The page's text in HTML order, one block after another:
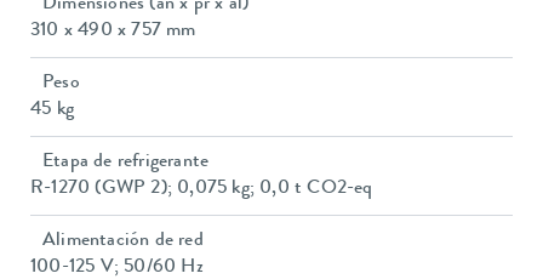
Dimensiones (an x pr x al)
310 x 490 x 757 mm
Peso
45 kg
Etapa de refrigerante
R-1270 (GWP 2); 0,075 kg; 0,0 t CO2-eq
Alimentación de red
100-125 V; 50/60 Hz